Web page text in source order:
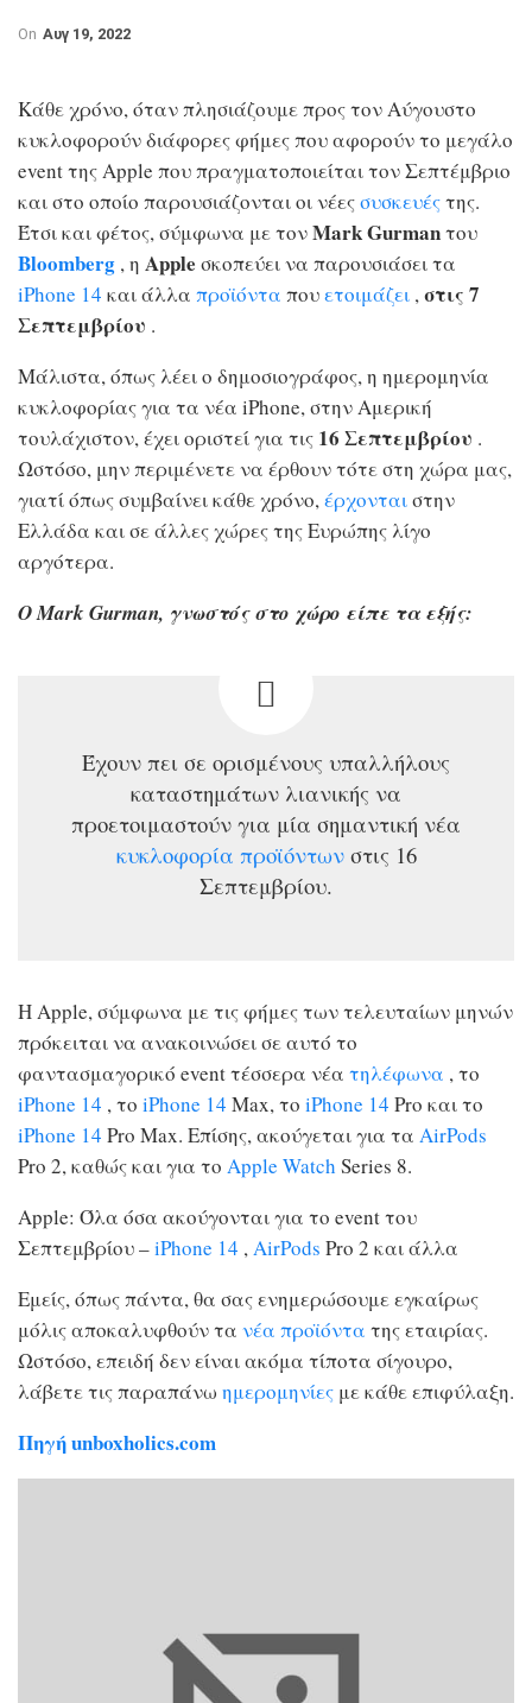
On Αυγ 19, 2022
Κάθε χρόνο, όταν πλησιάζουμε προς τον Αύγουστο
κυκλοφορούν διάφορες φήμες που αφορούν το μεγάλο
event της Apple που πραγματοποιείται τον Σεπτέμβριο
και στο οποίο παρουσιάζονται οι νέεςσυσκευέςτης.
Έτσι και φέτος, σύμφωνα με τονMark Gurmanτου
Bloomberg , η Apple σκοπεύει να παρουσιάσει τα
iPhone 14 και άλλα προϊόντα πουετοιμάζει ,στις 7
Σεπτεμβρίου .
Μάλιστα, όπως λέει ο δημοσιογράφος, η ημερομηνία
κυκλοφορίας για τα νέα iPhone, στην Αμερική
τουλάχιστον, έχει οριστεί για τις 16 Σεπτεμβρίου .
Ωστόσο, μην περιμένετε να έρθουν τότε στη χώρα μας,
γιατί όπως συμβαίνει κάθε χρόνο,έρχονταιστην
Ελλάδα και σε άλλες χώρες της Ευρώπης λίγο
αργότερα.
Ο Mark Gurman, γνωστός στο χώρο είπε τα εξής:
Έχουν πει σε ορισμένους υπαλλήλους
καταστημάτων λιανικής να
προετοιμαστούν για μία σημαντική νέα
κυκλοφορία προϊόντων στις 16
Σεπτεμβρίου.
Η Apple, σύμφωνα με τις φήμες των τελευταίων μηνών
πρόκειται να ανακοινώσει σε αυτό το
φαντασμαγορικό event τέσσερα νέα τηλέφωνα , το
iPhone 14 , το iPhone 14 Max, το iPhone 14 Pro και το
iPhone 14 Pro Max. Επίσης, ακούγεται για τα AirPods
Pro 2, καθώς και για το Apple Watch Series 8.
Apple: Όλα όσα ακούγονται για το event του
Σεπτεμβρίου –iPhone 14 ,AirPods Pro 2 και άλλα
Εμείς, όπως πάντα, θα σας ενημερώσουμε εγκαίρως
μόλις αποκαλυφθούν τα νέα προϊόντα της εταιρίας.
Ωστόσο, επειδή δεν είναι ακόμα τίποτα σίγουρο,
λάβετε τις παραπάνω ημερομηνίες με κάθε επιφύλαξη.
Πηγή unboxholics.com